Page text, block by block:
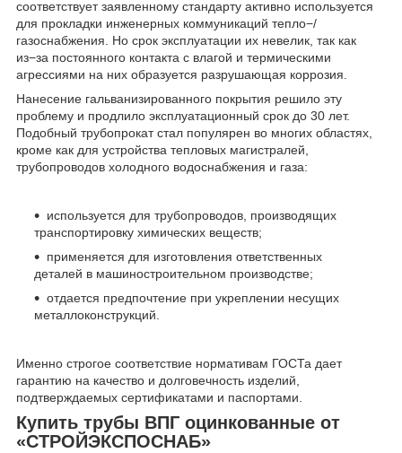
соответствует заявленному стандарту активно используется
для прокладки инженерных коммуникаций тепло−/
газоснабжения. Но срок эксплуатации их невелик, так как
из−за постоянного контакта с влагой и термическими
агрессиями на них образуется разрушающая коррозия.
Нанесение гальванизированного покрытия решило эту
проблему и продлило эксплуатационный срок до 30 лет.
Подобный трубопрокат стал популярен во многих областях,
кроме как для устройства тепловых магистралей,
трубопроводов холодного водоснабжения и газа:
используется для трубопроводов, производящих
транспортировку химических веществ;
применяется для изготовления ответственных
деталей в машиностроительном производстве;
отдается предпочтение при укреплении несущих
металлоконструкций.
Именно строгое соответствие нормативам ГОСТа дает
гарантию на качество и долговечность изделий,
подтверждаемых сертификатами и паспортами.
Купить трубы ВПГ оцинкованные от
«СТРОЙЭКСПОСНАБ»